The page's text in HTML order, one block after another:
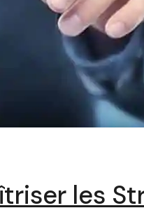
les